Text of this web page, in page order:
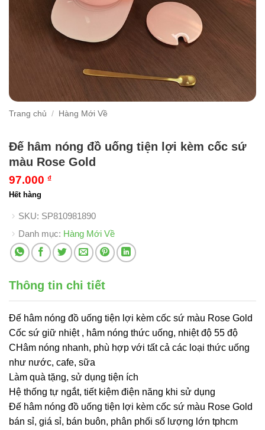
Trang chủ / Hàng Mới Về
Đế hâm nóng đồ uống tiện lợi kèm cốc sứ
màu Rose Gold
97.000 ₫
Hết hàng
SKU: SP810981890
Danh mục: Hàng Mới Về
Thông tin chi tiết
Đế hâm nóng đồ uống tiện lợi kèm cốc sứ màu Rose Gold
Cốc sứ giữ nhiệt , hâm nóng thức uống, nhiệt độ 55 độ
CHâm nóng nhanh, phù hợp với tất cả các loại thức uống
như nước, cafe, sữa
Làm quà tặng, sử dụng tiện ích
Hệ thống tự ngắt, tiết kiệm điện năng khi sử dụng
Đế hâm nóng đồ uống tiện lợi kèm cốc sứ màu Rose Gold
bán sỉ, giá sỉ, bán buôn, phân phối số lượng lớn tphcm